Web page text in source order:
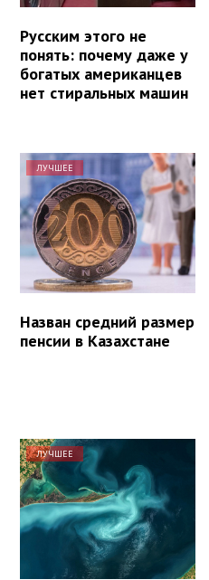
Русским этого не
понять: почему даже у
богатых американцев
нет стиральных машин
ЛУЧШЕЕ
Назван средний размер
пенсии в Казахстане
ЛУЧШЕЕ